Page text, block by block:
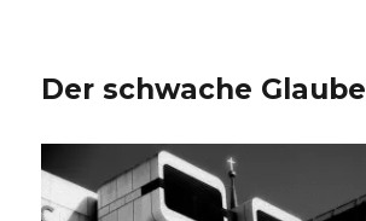
Der schwache Glaube